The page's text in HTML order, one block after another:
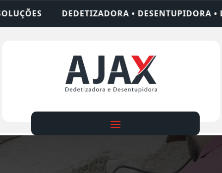
• DESENTUPIDORA • LIMPEZA DE FOSSA • 24